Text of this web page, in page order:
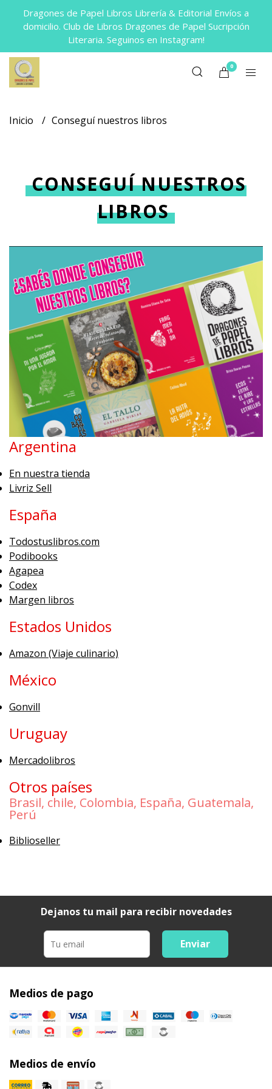
Dragones de Papel Libros Librería & Editorial Envíos a
domicilio. Club de Libros Dragones de Papel Sucripción
Literaria. Seguinos en Instagram!
0
Inicio Conseguí nuestros libros
CONSEGUÍ NUESTROS
LIBROS
Argentina
En nuestra tienda
Livriz Sell
España
Todostuslibros.com
Podibooks
Agapea
Codex
Margen libros
Estados Unidos
Amazon (Viaje culinario)
México
Gonvill
Uruguay
Mercadolibros
Otros países
Brasil, chile, Colombia, España, Guatemala,
Perú
Biblioseller
Dejanos tu mail para recibir novedades
Enviar
Medios de pago
Medios de envío